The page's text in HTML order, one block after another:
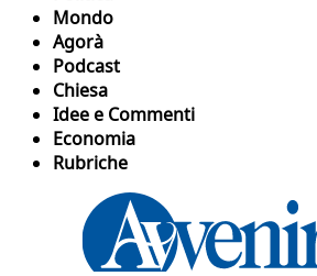
Mondo
Agorà
Podcast
Chiesa
Idee e Commenti
Economia
Rubriche